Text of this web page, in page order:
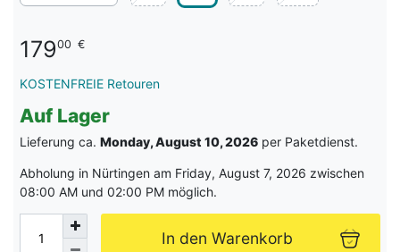
17900 €
KOSTENFREIE Retouren
Auf Lager
Lieferung ca. Monday, August 10, 2026 per Paketdienst.
Abholung in Nürtingen am Friday, August 7, 2026 zwischen
08:00 AM und 02:00 PM möglich.
In den Warenkorb